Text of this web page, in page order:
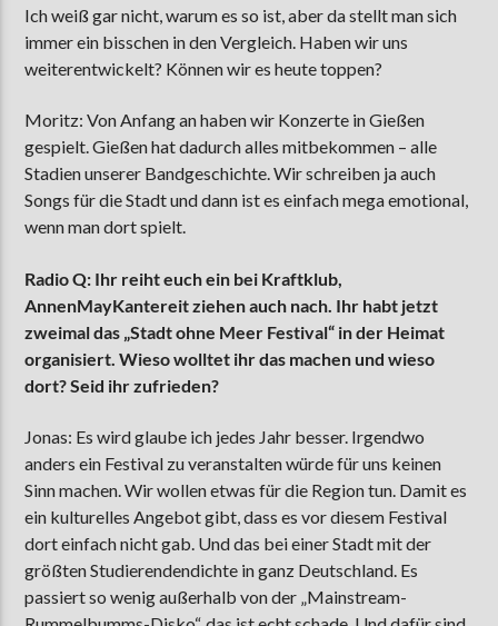
Ich weiß gar nicht, warum es so ist, aber da stellt man sich
immer ein bisschen in den Vergleich. Haben wir uns
weiterentwickelt? Können wir es heute toppen?
Moritz: Von Anfang an haben wir Konzerte in Gießen
gespielt. Gießen hat dadurch alles mitbekommen – alle
Stadien unserer Bandgeschichte. Wir schreiben ja auch
Songs für die Stadt und dann ist es einfach mega emotional,
wenn man dort spielt.
Radio Q: Ihr reiht euch ein bei Kraftklub,
AnnenMayKantereit ziehen auch nach. Ihr habt jetzt
zweimal das „Stadt ohne Meer Festival“ in der Heimat
organisiert. Wieso wolltet ihr das machen und wieso
dort? Seid ihr zufrieden?
Jonas: Es wird glaube ich jedes Jahr besser. Irgendwo
anders ein Festival zu veranstalten würde für uns keinen
Sinn machen. Wir wollen etwas für die Region tun. Damit es
ein kulturelles Angebot gibt, dass es vor diesem Festival
dort einfach nicht gab. Und das bei einer Stadt mit der
größten Studierendendichte in ganz Deutschland. Es
passiert so wenig außerhalb von der „Mainstream-